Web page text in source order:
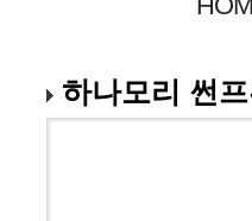
하나모리 썬